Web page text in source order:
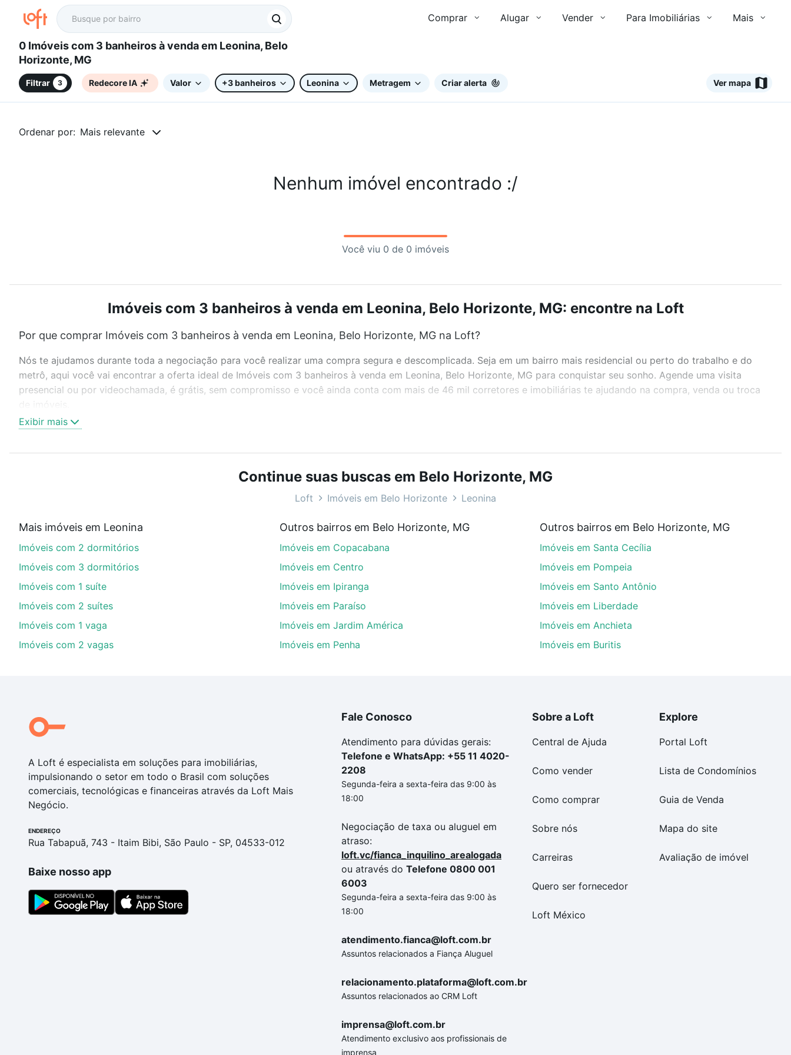
Comprar Alugar Vender Para Imobiliárias Mais
0 Imóveis com 3 banheiros à venda em Leonina, Belo
Horizonte, MG
Filtrar 3 Redecore IA Valor +3 banheiros Leonina Metragem Criar alerta Ver mapa
Ordenar por: Mais relevante
Nenhum imóvel encontrado :/
Você viu 0 de 0 imóveis
Imóveis com 3 banheiros à venda em Leonina, Belo Horizonte, MG: encontre na Loft
Por que comprar Imóveis com 3 banheiros à venda em Leonina, Belo Horizonte, MG na Loft?
Nós te ajudamos durante toda a negociação para você realizar uma compra segura e descomplicada. Seja em um bairro mais residencial ou perto do trabalho e do
metrô, aqui você vai encontrar a oferta ideal de Imóveis com 3 banheiros à venda em Leonina, Belo Horizonte, MG para conquistar seu sonho. Agende uma visita
presencial ou por videochamada, é grátis, sem compromisso e você ainda conta com mais de 46 mil corretores e imobiliárias te ajudando na compra, venda ou troca
Como escolher um imóvel?
Use barra de busca no topo para pesquisar por ruas, bairros e até condomínios favoritos. Você também pode usar os filtros como quantidade de quartos, suítes, com
ou sem vaga de garagem para combinar perfeitamente com o preço, metragem e comodidades, como piscina, academia, salão de festas ou área verde e encontrar
Imóveis com 3 banheiros à venda em Leonina, Belo Horizonte, MG ideal para você na Loft.
Aqui na Loft temos a oferta ideal para você, com Imóveis com 3 banheiros à venda em Leonina, Belo Horizonte, MG que custam a partir de R$ 0 e com nossas opções
de financiamento imobiliário as parcelas podem se adequar ao seu orçamento. Se ainda tem alguma dúvida dos custos envolvidos no processo de compra, veja em
nosso portal quanto custa comprar um apartamento
e conte com a gente para comprar o imóvel dos seus sonhos com segurança e conforto. Loft, com você até as
Exibir mais
Continue suas buscas em Belo Horizonte, MG
Loft Imóveis em Belo Horizonte Leonina
Mais imóveis em Leonina
Imóveis com 2 dormitórios
Imóveis com 3 dormitórios
Imóveis com 1 suíte
Imóveis com 2 suítes
Imóveis com 1 vaga
Imóveis com 2 vagas
Outros bairros em Belo Horizonte, MG
Imóveis em Copacabana
Imóveis em Centro
Imóveis em Ipiranga
Imóveis em Paraíso
Imóveis em Jardim América
Imóveis em Penha
Outros bairros em Belo Horizonte, MG
Imóveis em Santa Cecília
Imóveis em Pompeia
Imóveis em Santo Antônio
Imóveis em Liberdade
Imóveis em Anchieta
Imóveis em Buritis
A Loft é especialista em soluções para imobiliárias,
impulsionando o setor em todo o Brasil com soluções
comerciais, tecnológicas e financeiras através da Loft Mais
Negócio.
ENDEREÇO
Rua Tabapuã, 743 - Itaim Bibi, São Paulo - SP, 04533-012
Baixe nosso app
Fale Conosco
Atendimento para dúvidas gerais:
Telefone e WhatsApp: +55 11 4020-
2208
Segunda-feira a sexta-feira das 9:00 às
18:00
Negociação de taxa ou aluguel em
atraso:
loft.vc/fianca_inquilino_arealogada
ou através do Telefone 0800 001
6003
Segunda-feira a sexta-feira das 9:00 às
18:00
atendimento.fianca@loft.com.br
Assuntos relacionados a Fiança Aluguel
relacionamento.plataforma@loft.com.br
Assuntos relacionados ao CRM Loft
imprensa@loft.com.br
Atendimento exclusivo aos profissionais de
imprensa
Sobre a Loft
Central de Ajuda
Como vender
Como comprar
Sobre nós
Carreiras
Quero ser fornecedor
Loft México
Explore
Portal Loft
Lista de Condomínios
Guia de Venda
Mapa do site
Avaliação de imóvel